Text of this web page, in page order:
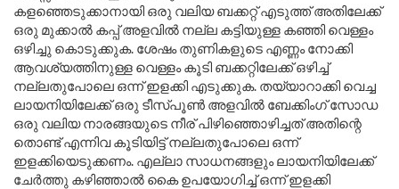
കളഞ്ഞെടുക്കാനായി ഒരു വലിയ ബക്കറ്റ് എടുത്ത് അതിലേക്ക്
ഒരു മുക്കാൽ കപ്പ് അളവിൽ നല്ല കട്ടിയുള്ള കഞ്ഞി വെള്ളം
ഒഴിച്ചു കൊടുക്കുക. ശേഷം തുണികളുടെ എണ്ണം നോക്കി
ആവശ്യത്തിനുള്ള വെള്ളം കൂടി ബക്കറ്റിലേക്ക് ഒഴിച്ച്
നല്ലതുപോലെ ഒന്ന് ഇളക്കി എടുക്കുക. തയ്യാറാക്കി വെച്ച
ലായനിയിലേക്ക് ഒരു ടീസ്പൂൺ അളവിൽ ബേക്കിംഗ് സോഡ
ഒരു വലിയ നാരങ്ങയുടെ നീര് പിഴിഞ്ഞൊഴിച്ചത് അതിന്റെ
തൊണ്ട് എന്നിവ കൂടിയിട്ട് നല്ലതുപോലെ ഒന്ന്
ഇളക്കിയെടുക്കണം. എല്ലാ സാധനങ്ങളും ലായനിയിലേക്ക്
ചേർത്തു കഴിഞ്ഞാൽ കൈ ഉപയോഗിച്ച് ഒന്ന് ഇളക്കി